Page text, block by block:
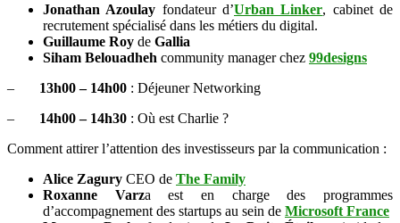
Jonathan Azoulay fondateur d’Urban Linker, cabinet de
recrutement spécialisé dans les métiers du digital.
Guillaume Roy de Gallia
Siham Belouadheh community manager chez 99designs
– 13h00 – 14h00 : Déjeuner Networking
– 14h00 – 14h30 : Où est Charlie ?
Comment attirer l’attention des investisseurs par la communication :
Alice Zagury CEO de The Family
Roxanne Varza est en charge des programmes
d’accompagnement des startups au sein de Microsoft France